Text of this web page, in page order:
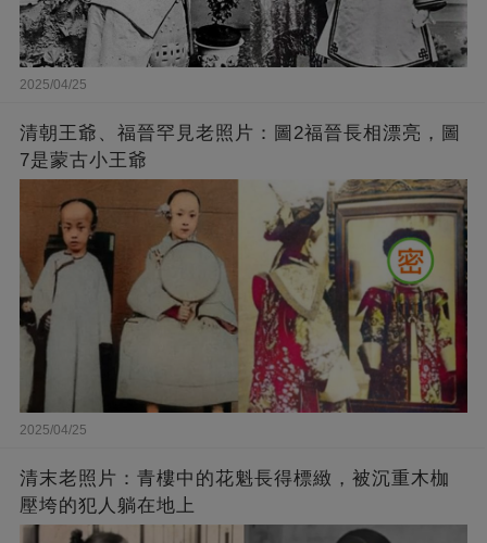
2025/04/25
清朝王爺、福晉罕見老照片：圖2福晉長相漂亮，圖
7是蒙古小王爺
2025/04/25
清末老照片：青樓中的花魁長得標緻，被沉重木枷
壓垮的犯人躺在地上